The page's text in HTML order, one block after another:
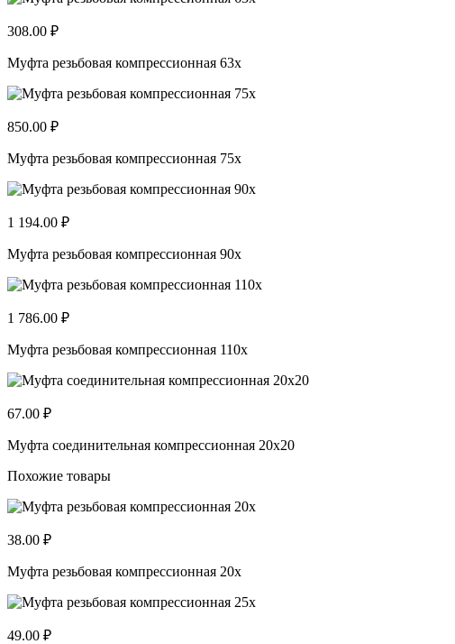
308.00 ₽
Муфта резьбовая компрессионная 63x
850.00 ₽
Муфта резьбовая компрессионная 75x
1 194.00 ₽
Муфта резьбовая компрессионная 90x
1 786.00 ₽
Муфта резьбовая компрессионная 110x
67.00 ₽
Муфта соединительная компрессионная 20x20
Похожие товары
38.00 ₽
Муфта резьбовая компрессионная 20x
49.00 ₽